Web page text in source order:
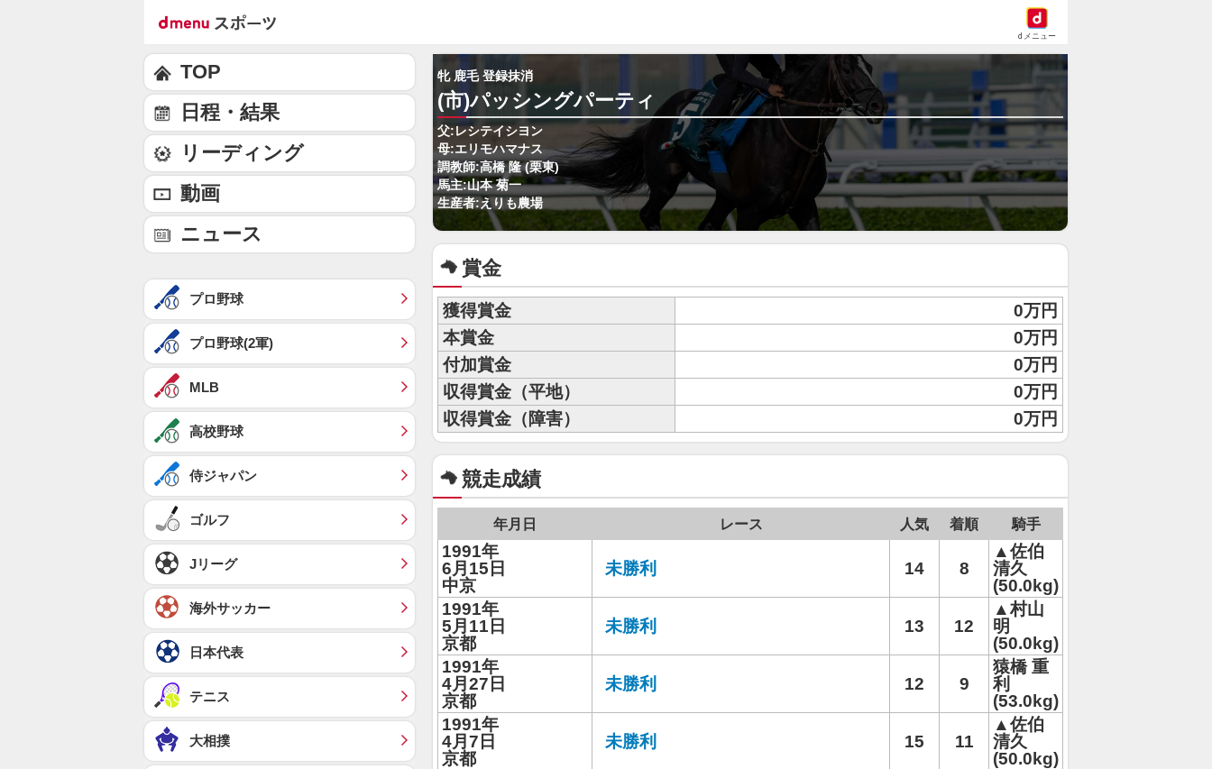
dメニュー
牝 鹿毛 登録抹消
(市)パッシングパーティ
父:レシテイシヨン
母:エリモハマナス
調教師:高橋 隆 (栗東)
馬主:山本 菊一
生産者:えりも農場
賞金
獲得賞金
0万円
本賞金
0万円
付加賞金
0万円
収得賞金（平地）
0万円
収得賞金（障害）
0万円
競走成績
年月日 レース 人気 着順 騎手
1991年
6月15日
中京
未勝利 14 8
▲佐伯
清久
(50.0kg)
1991年
5月11日
京都
未勝利 13 12
▲村山
明
(50.0kg)
1991年
4月27日
京都
未勝利 12 9
猿橋 重
利
(53.0kg)
1991年
4月7日
京都
未勝利 15 11
▲佐伯
清久
(50.0kg)
TOP
日程・結果
リーディング
動画
ニュース
プロ野球
プロ野球(2軍)
MLB
高校野球
侍ジャパン
ゴルフ
Jリーグ
海外サッカー
日本代表
テニス
大相撲